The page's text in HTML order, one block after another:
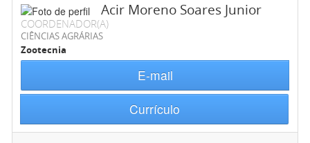
Acir Moreno Soares Junior
COORDENADOR(A)
CIÊNCIAS AGRÁRIAS
Zootecnia
E-mail
Currículo